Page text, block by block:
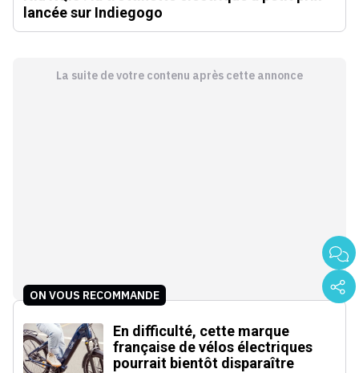
lancée sur Indiegogo
La suite de votre contenu après cette annonce
ON VOUS RECOMMANDE
En difficulté, cette marque
française de vélos électriques
pourrait bientôt disparaître